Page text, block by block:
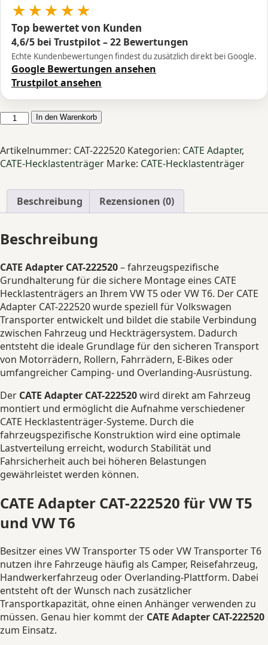
★★★★★
Top bewertet von Kunden
4,6/5 bei Trustpilot – 22 Bewertungen
Echte Kundenbewertungen findest du zusätzlich direkt bei Google.
Google Bewertungen ansehen
Trustpilot ansehen
CATE
T5
VW
Hecklastenträger
In den Warenkorb
Artikelnummer: CAT-222520 Kategorien: CATE Adapter,
CATE-Hecklastenträger Marke: CATE-Hecklastenträger
Beschreibung Rezensionen (0)
Beschreibung
CATE Adapter CAT-222520– fahrzeugspezifische
Grundhalterung für die sichere Montage eines CATE
Hecklastenträgers an Ihrem VW T5 oder VW T6. Der CATE
Adapter CAT-222520 wurde speziell für Volkswagen
Transporter entwickelt und bildet die stabile Verbindung
zwischen Fahrzeug und Heckträgersystem. Dadurch
entsteht die ideale Grundlage für den sicheren Transport
von Motorrädern, Rollern, Fahrrädern, E-Bikes oder
umfangreicher Camping- und Overlanding-Ausrüstung.
Der CATE Adapter CAT-222520wird direkt am Fahrzeug
montiert und ermöglicht die Aufnahme verschiedener
CATE Hecklastenträger-Systeme. Durch die
fahrzeugspezifische Konstruktion wird eine optimale
Lastverteilung erreicht, wodurch Stabilität und
Fahrsicherheit auch bei höheren Belastungen
gewährleistet werden können.
CATE Adapter CAT-222520 für VW T5
und VW T6
Besitzer eines VW Transporter T5 oder VW Transporter T6
nutzen ihre Fahrzeuge häufig als Camper, Reisefahrzeug,
Handwerkerfahrzeug oder Overlanding-Plattform. Dabei
entsteht oft der Wunsch nach zusätzlicher
Transportkapazität, ohne einen Anhänger verwenden zu
müssen. Genau hier kommt der CATE Adapter CAT-222520
zum Einsatz.